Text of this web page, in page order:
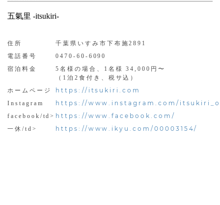
五氣里 -itsukiri-
住所
千葉県いすみ市下布施2891
電話番号
0470-60-6090
宿泊料金
5名様の場合、1名様 34,000円〜
（1泊2食付き、税サ込）
ホームページ
https://itsukiri.com
Instagram https://www.instagram.com/
facebook/td> https://www.facebook.com/
一休/td> https://www.ikyu.com/00003154/